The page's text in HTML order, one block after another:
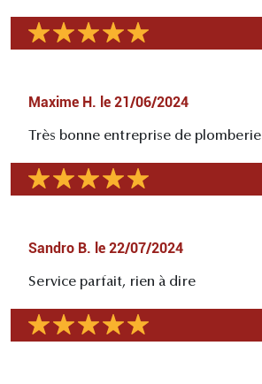
Maxime H. le 21/06/2024
Très bonne entreprise de plomberie
Sandro B. le 22/07/2024
Service parfait, rien à dire